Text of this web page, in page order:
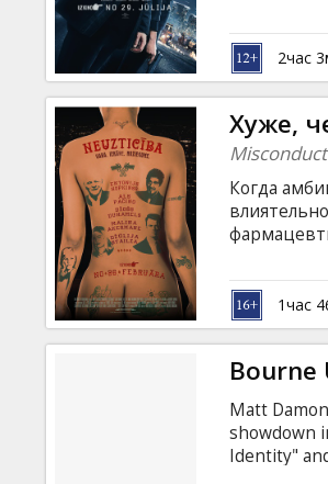
языках.
2час
Хуже,
Misconduct
Когда
русском
1час
Bourne
Matt
showdown
Identity"